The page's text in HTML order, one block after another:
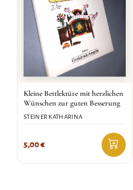
Kleine Bettlektüre mit herzlichen
Wünschen zur guten Besserung
STEINER KATHARINA
5,00€